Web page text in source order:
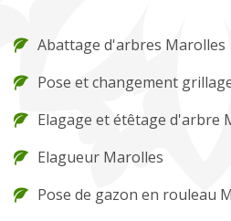
Abattage d'arbres Marolles
Pose et changement
Elagage et étêtage d'arbre
Elagueur Marolles
Pose de gazon en rouleau